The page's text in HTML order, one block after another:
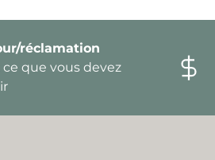
réclamation
ce que vous devez